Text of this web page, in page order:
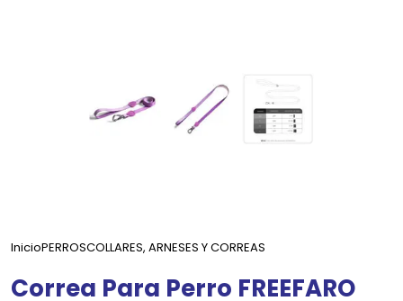
InicioPERROSCOLLARES, ARNESES Y CORREAS
Correa Para Perro FREEFARO